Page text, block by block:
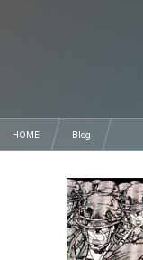
HOME Blog